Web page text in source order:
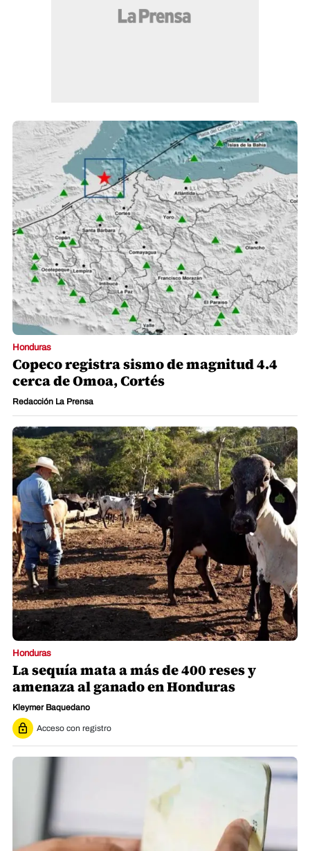
Honduras
Copeco registra sismo de magnitud 4.4
cerca de Omoa, Cortés
Redacción La Prensa
Honduras
La sequía mata a más de 400 reses y
amenaza al ganado en Honduras
Kleymer Baquedano
Acceso con registro